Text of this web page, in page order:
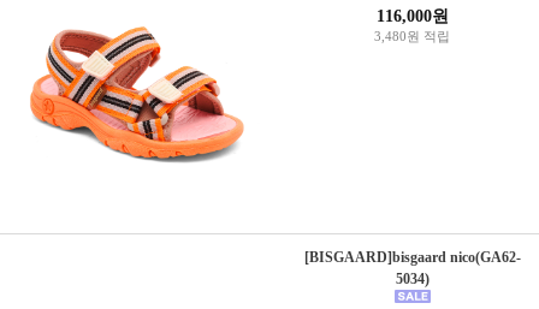
116,000원
3,480원 적립
[BISGAARD]bisgaard nico(GA62-
5034)